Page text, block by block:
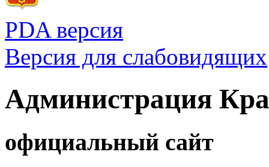
PDA версия
Версия для слабовидящих
Администрация
официальный сайт